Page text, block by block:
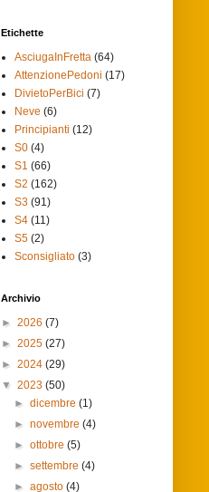
Etichette
AsciugaInFretta (64)
AttenzionePedoni (17)
DivietoPerBici (7)
Neve (6)
Principianti (12)
S0 (4)
S1 (66)
S2 (162)
S3 (91)
S4 (11)
S5 (2)
Sconsigliato (3)
Archivio
► 2026 (7)
► 2025 (27)
► 2024 (29)
▼ 2023 (50)
►dicembre(1)
►novembre(4)
►ottobre(5)
►settembre(4)
►agosto(4)